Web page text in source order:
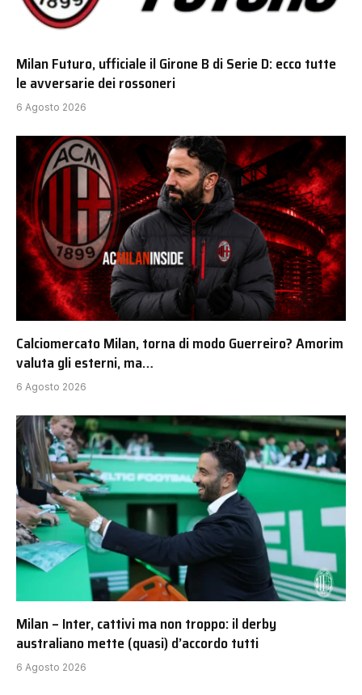
Milan Futuro, ufficiale il Girone B di Serie D: ecco tutte
le avversarie dei rossoneri
6 Agosto 2026
Calciomercato Milan, torna di modo Guerreiro? Amorim
valuta gli esterni, ma…
6 Agosto 2026
Milan – Inter, cattivi ma non troppo: il derby
australiano mette (quasi) d’accordo tutti
6 Agosto 2026